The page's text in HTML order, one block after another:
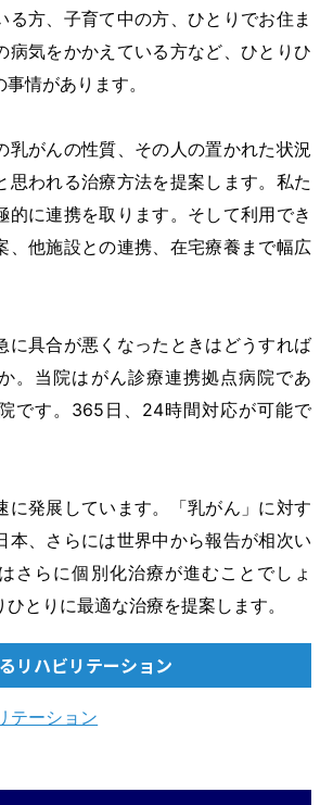
る方、子育て中の方、ひとりでお住ま
病気をかかえている方など、ひとりひ
情があります。
乳がんの性質、その人の置かれた状況
思われる治療方法を提案します。私た
的に連携を取ります。そして利用でき
、他施設との連携、在宅療養まで幅広
に具合が悪くなったときはどうすれば
。当院はがん診療連携拠点病院であ
です。365日、24時間対応が可能で
に発展しています。「乳がん」に対す
本、さらには世界中から報告が相次い
さらに個別化治療が進むことでしょ
とりに最適な治療を提案します。
リハビリテーション
テーション